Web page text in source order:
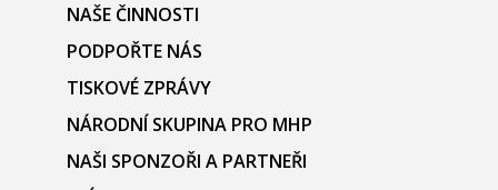
NAŠE ČINNOSTI
PODPOŘTE NÁS
TISKOVÉ ZPRÁVY
NÁRODNÍ SKUPINA PRO MHP
NAŠI SPONZOŘI A PARTNEŘI